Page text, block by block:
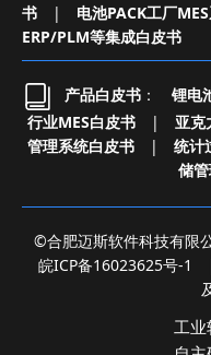
书
| 电池PACK工厂
ERP/PLM等集成白皮书
产品白皮书 ： 锂电
行业MES白皮书
| 亚克
管理系统白皮书
| 统计
储
©合肥迈斯软件科技有限
皖ICP备16023625号-1
工